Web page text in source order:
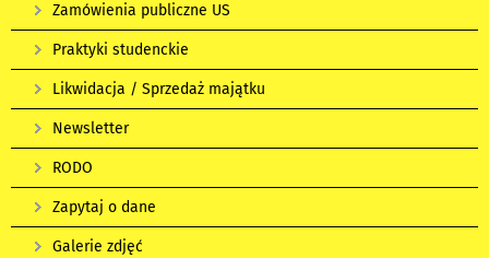
Zamówienia publiczne US
Praktyki studenckie
Likwidacja / Sprzedaż majątku
Newsletter
RODO
Zapytaj o dane
Galerie zdjęć